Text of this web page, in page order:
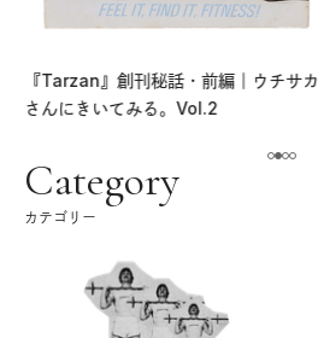
『Tarzan』創刊秘話・前編｜ウチサカ
さんにきいてみる。Vol.2
Category
カテゴリー